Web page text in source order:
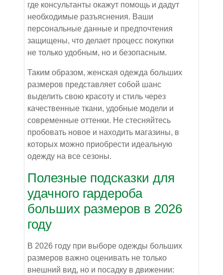
где консультанты окажут помощь и дадут
необходимые разъяснения. Ваши
персональные данные и предпочтения
защищены, что делает процесс покупки
не только удобным, но и безопасным.
Таким образом, женская одежда больших
размеров представляет собой шанс
выделить свою красоту и стиль через
качественные ткани, удобные модели и
современные оттенки. Не стесняйтесь
пробовать новое и находить магазины, в
которых можно приобрести идеальную
одежду на все сезоны.
Полезные подсказки для
удачного гардероба
больших размеров в 2026
году
В 2026 году при выборе одежды больших
размеров важно оценивать не только
внешний вид, но и посадку в движении: